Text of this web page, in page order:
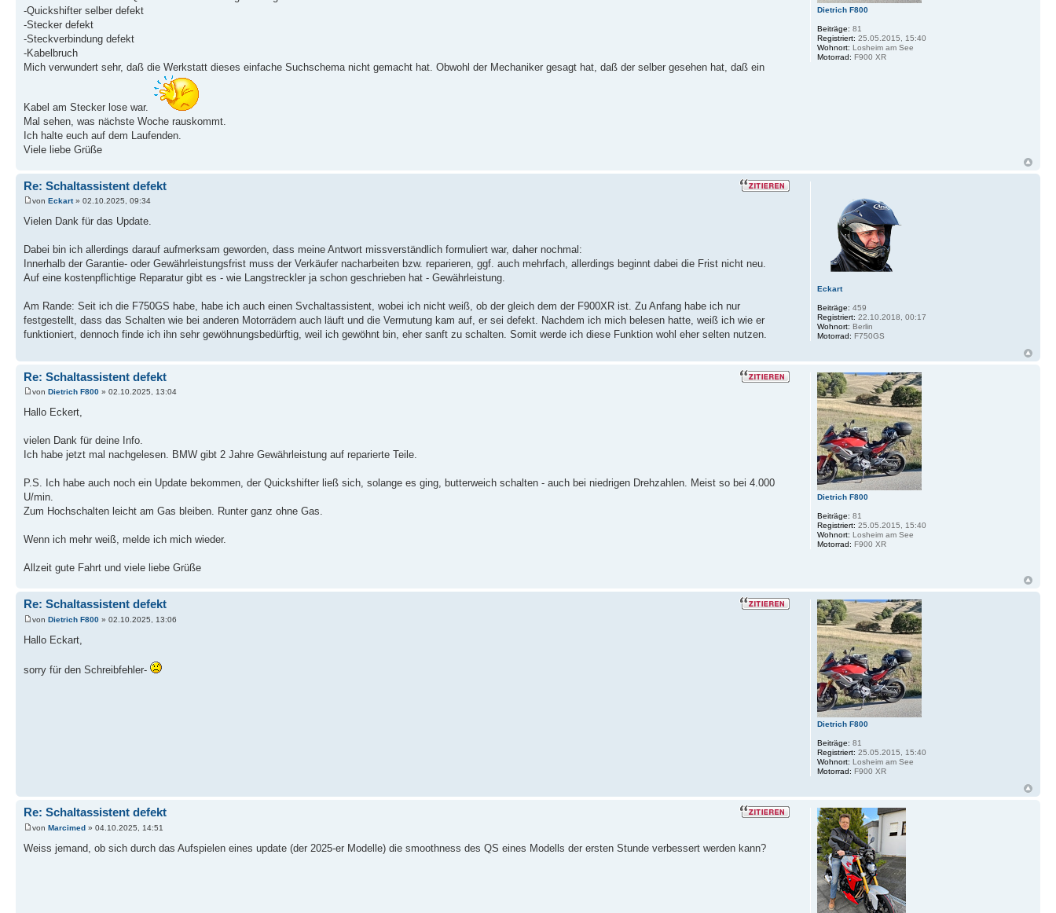
-Quickshifter selber defekt
-Stecker defekt
-Steckverbindung defekt
-Kabelbruch
Mich verwundert sehr, daß die Werkstatt dieses einfache Suchschema nicht gemacht hat. Obwohl der Mechaniker gesagt hat, daß der selber gesehen hat, daß ein
Kabel am Stecker lose war.
Mal sehen, was nächste Woche rauskommt.
Ich halte euch auf dem Laufenden.
Viele liebe Grüße
Dietrich F800
Beiträge: 81
Registriert: 25.05.2015, 15:40
Wohnort: Losheim am See
Motorrad: F900 XR
Re: Schaltassistent defekt
von Eckart» 02.10.2025, 09:34
Vielen Dank für das Update.
Dabei bin ich allerdings darauf aufmerksam geworden, dass meine Antwort missverständlich formuliert war, daher nochmal:
Innerhalb der Garantie- oder Gewährleistungsfrist muss der Verkäufer nacharbeiten bzw. reparieren, ggf. auch mehrfach, allerdings beginnt dabei die Frist nicht neu.
Auf eine kostenpflichtige Reparatur gibt es - wie Langstreckler ja schon geschrieben hat - Gewährleistung.
Am Rande: Seit ich die F750GS habe, habe ich auch einen Svchaltassistent, wobei ich nicht weiß, ob der gleich dem der F900XR ist. Zu Anfang habe ich nur
festgestellt, dass das Schalten wie bei anderen Motorrädern auch läuft und die Vermutung kam auf, er sei defekt. Nachdem ich mich belesen hatte, weiß ich wie er
funktioniert, dennoch finde ich ihn sehr gewöhnungsbedürftig, weil ich gewöhnt bin, eher sanft zu schalten. Somit werde ich diese Funktion wohl eher selten nutzen.
Eckart
Beiträge: 459
Registriert: 22.10.2018, 00:17
Wohnort: Berlin
Motorrad: F750GS
Re: Schaltassistent defekt
von Dietrich F800 » 02.10.2025, 13:04
Hallo Eckert,
vielen Dank für deine Info.
Ich habe jetzt mal nachgelesen. BMW gibt 2 Jahre Gewährleistung auf reparierte Teile.
P.S. Ich habe auch noch ein Update bekommen, der Quickshifter ließ sich, solange es ging, butterweich schalten - auch bei niedrigen Drehzahlen. Meist so bei 4.000
U/min.
Zum Hochschalten leicht am Gas bleiben. Runter ganz ohne Gas.
Wenn ich mehr weiß, melde ich mich wieder.
Allzeit gute Fahrt und viele liebe Grüße
Dietrich F800
Beiträge: 81
Registriert: 25.05.2015, 15:40
Wohnort: Losheim am See
Motorrad: F900 XR
Re: Schaltassistent defekt
von Dietrich F800 » 02.10.2025, 13:06
Hallo Eckart,
sorry für den Schreibfehler-
Dietrich F800
Beiträge: 81
Registriert: 25.05.2015, 15:40
Wohnort: Losheim am See
Motorrad: F900 XR
Re: Schaltassistent defekt
von Marcimed » 04.10.2025, 14:51
Weiss jemand, ob sich durch das Aufspielen eines update (der 2025-er Modelle) die smoothness des QS eines Modells der ersten Stunde verbessert werden kann?